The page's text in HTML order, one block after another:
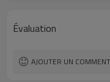
Garantie
Dimensions
Évaluation
AJOUTER UN